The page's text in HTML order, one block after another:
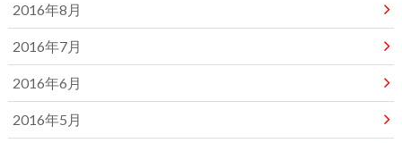
2016年8月
2016年7月
2016年6月
2016年5月